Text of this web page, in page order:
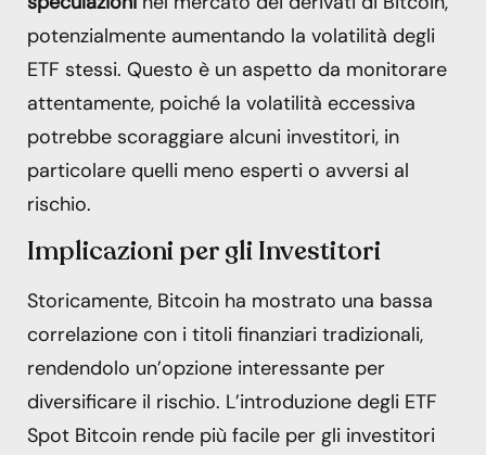
potenzialmente aumentando la volatilità degli
ETF stessi. Questo è un aspetto da monitorare
attentamente, poiché la volatilità eccessiva
potrebbe scoraggiare alcuni investitori, in
particolare quelli meno esperti o avversi al
rischio.
Implicazioni per gli Investitori
Storicamente, Bitcoin ha mostrato una bassa
correlazione con i titoli finanziari tradizionali,
rendendolo un’opzione interessante per
diversificare il rischio. L’introduzione degli ETF
Spot Bitcoin rende più facile per gli investitori